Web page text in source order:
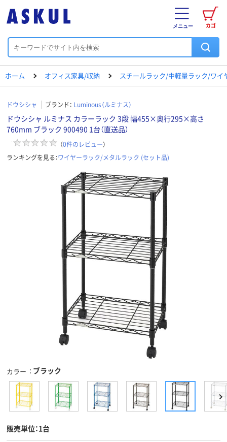
カゴ
メニュー
ホーム オフィス家具/収納 スチールラック/中軽量ラック/ワイ
ドウシシャ ブランド： Luminous（ルミナス）
ドウシシャ ルミナス カラーラック 3段 幅455×奥行295×高さ
760mm ブラック 900490 1台（直送品）
（0件のレビュー）
ランキングを見る：ワイヤーラック/メタルラック (セット品)
カラー ブラック
販売単位：1台